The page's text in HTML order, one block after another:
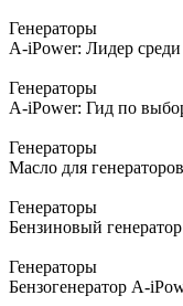
Генераторы
A-iPower: Лидер
Генераторы
A-iPower: Гид по
Генераторы
Масло для
Генераторы
Бензиновый
Генераторы
Бензогенератор A-